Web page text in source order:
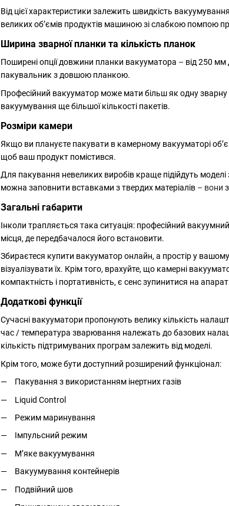
Від цієї характеристики залежить швидкість
великих об’ємів продуктів машиною зі слабкою помпою
Ширина зварної планки та кількість планок
Поширені опції довжини планки вакууматора – від 250 мм
пакувальник з довшою планкою.
Професійний вакууматор може мати більш як одну
вакуумування ще більшої кількості пакетів.
Розміри камери
Якщо ви плануєте пакувати в камерному вакууматорі
щоб ваш продукт помістився.
Для пакування невеликих виробів краще підійдуть
можна заповнити вставками з твердих матеріалів – вони
Загальні габарити
Інколи трапляється така ситуація: професійний
місця, де передбачалося його встановити.
Збираєтеся купити вакууматор онлайн, а простір у
візуалізувати їх. Крім того, врахуйте, що камерні
компактність і портативність, є сенс зупинитися на
Додаткові функції
Сучасні вакууматори пропонують велику кількість
час / температура зварювання належать до базових
кількість підтримуваних програм залежить від моделі.
Крім того, може бути доступний розширений функціонал:
Пакування з використанням інертних газів
Liquid Control
Режим маринування
Імпульсний режим
М’яке вакуумування
Вакуумування контейнерів
Подвійний шов